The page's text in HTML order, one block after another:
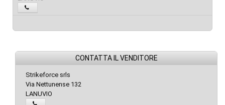
CONTATTA IL VENDITORE
Strikeforce srls
Via Nettunense 132
LANUVIO